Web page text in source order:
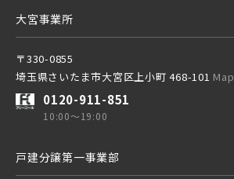
東京メトロ有楽町線
東京メトロ千代田線
東武日光線
小学校まで徒歩圏内
大宮事業所
〒330-0855
埼玉県さいたま市大宮区上小町 468-101 Map
0120-911-851
10:00～19:00
戸建分譲第一事業部